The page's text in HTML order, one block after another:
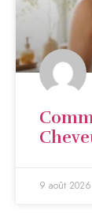
9 août 2026